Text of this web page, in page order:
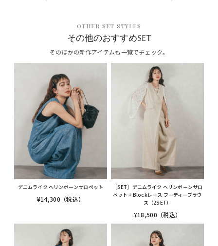
OTHER SET STYLES
その他のおすすめSET
そのほかの新作アイテムも一覧でチェック。
デニムライク へリンボーンサロペット
¥14,300（税込）
［SET］デニムライク へリンボーンサロ
ペット + Blockレース フーディーブラウ
ス（2SET）
¥18,500（税込）